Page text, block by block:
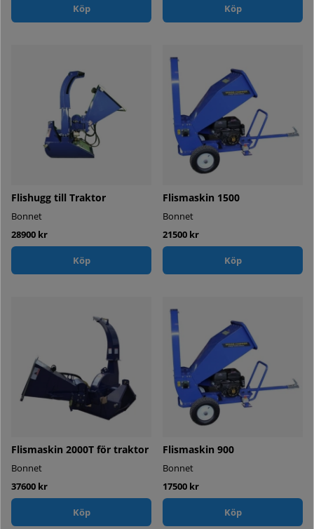
Köp Köp
Flishugg till Traktor
Bonnet
28900 kr
Köp
Flismaskin 1500
Bonnet
21500 kr
Köp
Flismaskin 2000T för traktor
Bonnet
37600 kr
Köp
Flismaskin 900
Bonnet
17500 kr
Köp